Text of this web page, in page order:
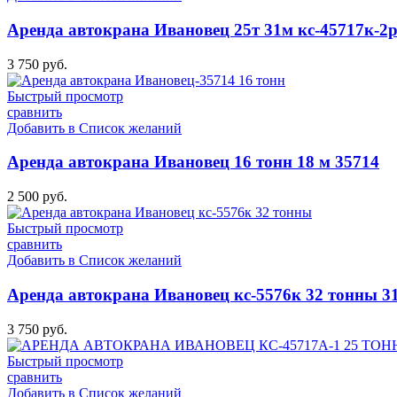
Аренда автокрана Ивановец 25т 31м кс-45717к-2р
3 750 руб.
Быстрый просмотр
сравнить
Добавить в Список желаний
Аренда автокрана Ивановец 16 тонн 18 м 35714
2 500 руб.
Быстрый просмотр
сравнить
Добавить в Список желаний
Аренда автокрана Ивановец кс-5576к 32 тонны
3 750 руб.
Быстрый просмотр
сравнить
Добавить в Список желаний